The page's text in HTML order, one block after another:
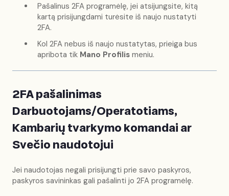
Pašalinus 2FA programėlę, jei atsijungsite, kitą
kartą prisijungdami turėsite iš naujo nustatyti
2FA.
Kol 2FA nebus iš naujo nustatytas, prieiga bus
apribota tik Mano Profilis meniu.
2FA pašalinimas
Darbuotojams/Operatotiams,
Kambarių tvarkymo komandai ar
Svečio naudotojui
Jei naudotojas negali prisijungti prie savo paskyros,
paskyros savininkas gali pašalinti jo 2FA programėlę.